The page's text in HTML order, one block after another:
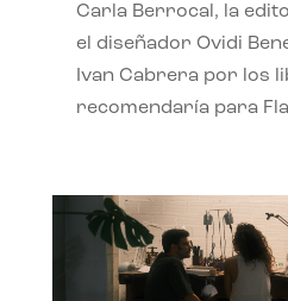
Carla Berrocal, la
el diseñador Ovidi
Ivan Cabrera por los
recomendaría para